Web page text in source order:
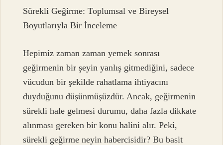
Sürekli Geğirme: Toplumsal ve Bireysel
Boyutlarıyla Bir İnceleme
Hepimiz zaman zaman yemek sonrası
geğirmenin bir şeyin yanlış gitmediğini, sadece
vücudun bir şekilde rahatlama ihtiyacını
duyduğunu düşünmüşüzdür. Ancak, geğirmenin
sürekli hale gelmesi durumu, daha fazla dikkate
alınması gereken bir konu halini alır. Peki,
sürekli geğirme neyin habercisidir? Bu basit